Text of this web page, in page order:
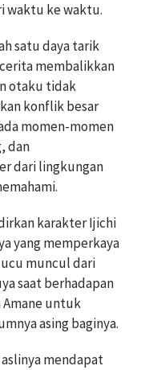
waktu ke waktu.
satu daya tarik
membalikkan
otaku tidak
konflik besar
momen-momen
dan
dari lingkungan
karakter Ijichi
yang memperkaya
muncul dari
saat berhadapan
Amane untuk
asing baginya.
mendapat